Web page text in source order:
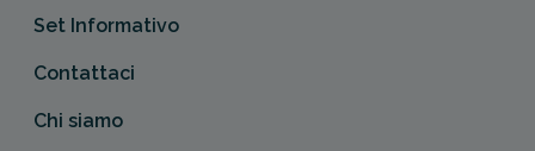
Set Informativo
Contattaci
Chi siamo